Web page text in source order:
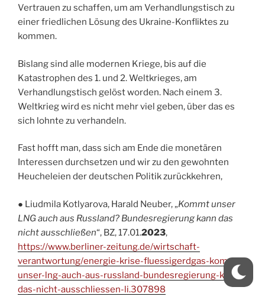
Vertrauen zu schaffen, um am Verhandlungstisch zu
einer friedlichen Lösung des Ukraine-Konfliktes zu
kommen.
Bislang sind alle modernen Kriege, bis auf die
Katastrophen des 1. und 2. Weltkrieges, am
Verhandlungstisch gelöst worden. Nach einem 3.
Weltkrieg wird es nicht mehr viel geben, über das es
sich lohnte zu verhandeln.
Fast hofft man, dass sich am Ende die monetären
Interessen durchsetzen und wir zu den gewohnten
Heucheleien der deutschen Politik zurückkehren,
● Liudmila Kotlyarova, Harald Neuber, „Kommt unser
LNG auch aus Russland? Bundesregierung kann das
nicht ausschließen“, BZ, 17.01.2023,
https://www.berliner-zeitung.de/wirtschaft-
verantwortung/energie-krise-fluessigerdgas-kommt-
unser-lng-auch-aus-russland-bundesregierung-kann-
das-nicht-ausschliessen-li.307898